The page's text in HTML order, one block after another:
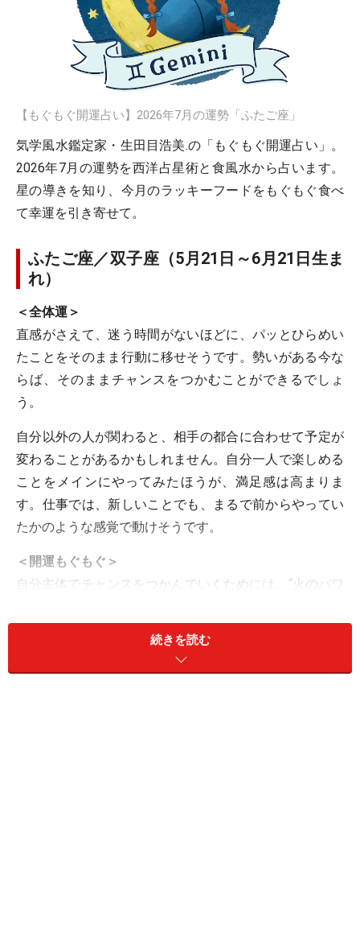
【もぐもぐ開運占い】2026年7月の運勢「ふたご座」
気学風水鑑定家・生田目浩美.の「もぐもぐ開運占い」。
2026年7月の運勢を西洋占星術と食風水から占います。
星の導きを知り、今月のラッキーフードをもぐもぐ食べ
て幸運を引き寄せて。
ふたご座／双子座（5月21日～6月21日生ま
れ）
＜全体運＞
直感がさえて、迷う時間がないほどに、パッとひらめい
たことをそのまま行動に移せそうです。勢いがある今な
らば、そのままチャンスをつかむことができるでしょ
う。
自分以外の人が関わると、相手の都合に合わせて予定が
変わることがあるかもしれません。自分一人で楽しめる
ことをメインにやってみたほうが、満足感は高まりま
す。仕事では、新しいことでも、まるで前からやってい
たかのような感覚で動けそうです。
＜開運もぐもぐ＞
自分主体でチャンスをつかんでいくためには、“火のパワ
菜を、パスタにしていただいてみましょう。
続きを読む